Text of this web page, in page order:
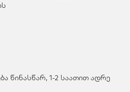
წინასწარ, 1-2 საათით ადრე